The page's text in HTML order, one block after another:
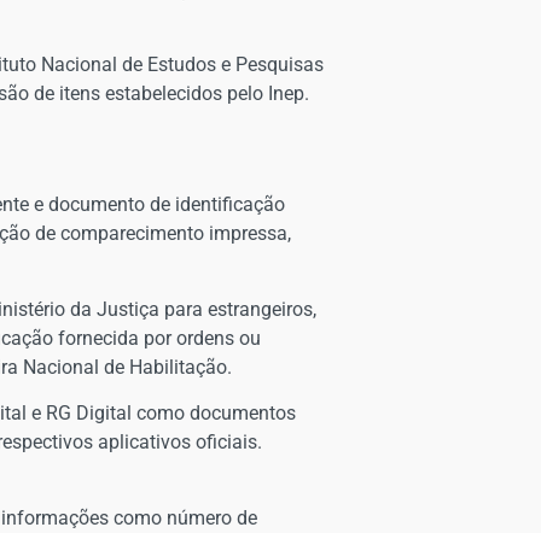
Nacional de Estudos e Pesquisas
de itens estabelecidos pelo Inep.
e documento de identificação
de comparecimento impressa,
da Justiça para estrangeiros,
fornecida por ordens ou
Nacional de Habilitação.
e RG Digital como documentos
aplicativos oficiais.
como número de